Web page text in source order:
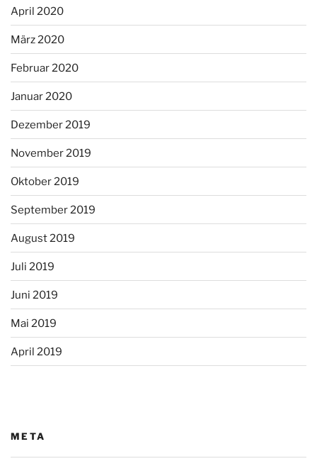
April 2020
März 2020
Februar 2020
Januar 2020
Dezember 2019
November 2019
Oktober 2019
September 2019
August 2019
Juli 2019
Juni 2019
Mai 2019
April 2019
META